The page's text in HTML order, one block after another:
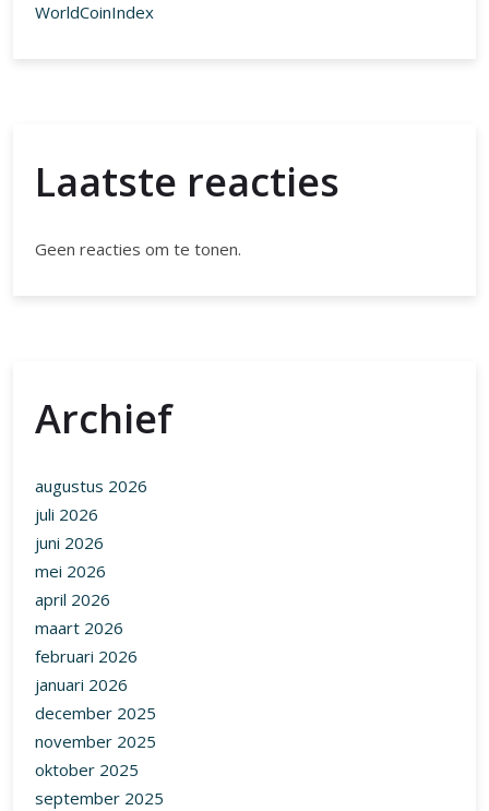
WorldCoinIndex
Laatste reacties
Geen reacties om te tonen.
Archief
augustus 2026
juli 2026
juni 2026
mei 2026
april 2026
maart 2026
februari 2026
januari 2026
december 2025
november 2025
oktober 2025
september 2025